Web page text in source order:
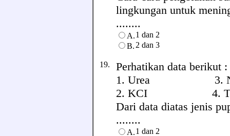
lingkungan untuk
........
A.1 dan 2
B. 2 dan 3
19. Perhatikan data berikut :
1. Urea 3.
2. KCI 4.
Dari data diatas jenis
........
A.1 dan 2